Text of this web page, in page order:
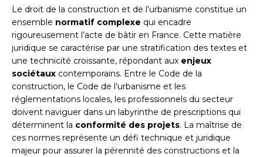
Le droit de la construction et de l’urbanisme constitue un
ensemble normatif complexe qui encadre
rigoureusement l’acte de bâtir en France. Cette matière
juridique se caractérise par une stratification des textes et
une technicité croissante, répondant aux enjeux
sociétaux contemporains. Entre le Code de la
construction, le Code de l’urbanisme et les
réglementations locales, les professionnels du secteur
doivent naviguer dans un labyrinthe de prescriptions qui
déterminent la conformité des projets. La maîtrise de
ces normes représente un défi technique et juridique
majeur pour assurer la pérennité des constructions et la